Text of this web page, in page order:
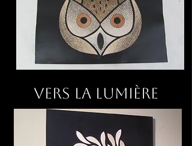
Vers la lumière